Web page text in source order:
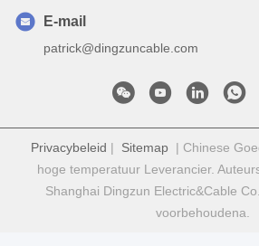
E-mail
patrick@dingzuncable.com
Privacybeleid | Sitemap| Chinese
hoge temperatuur Leverancier.
Shanghai Dingzun Electric&Cable
voorbehoudena.